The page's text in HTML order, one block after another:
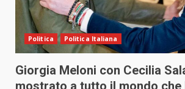
Politica Politica Italiana
Giorgia Meloni con Cecilia
mostrato a tutto il mondo che